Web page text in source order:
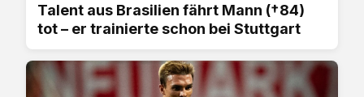
Talent aus Brasilien fährt Mann (†84)
tot – er trainierte schon bei Stuttgart